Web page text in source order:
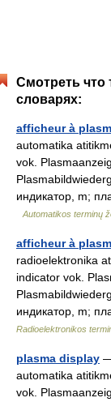
Смотреть что
словарях:
afficheur à
automatika
vok.
индикатор, m;
Automatikos terminų
afficheur à
radioelektronika
indicator vok.
индикатор, m;
Radioelektronikos
plasma display
automatika
vok.